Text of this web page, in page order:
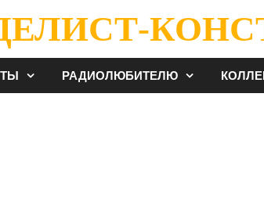
РАДИОЛЮБИТЕЛЮ